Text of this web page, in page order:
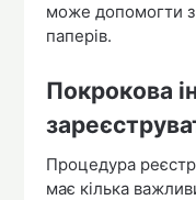
може допомогти
паперів.
Покрокова
Процедура
має кілька